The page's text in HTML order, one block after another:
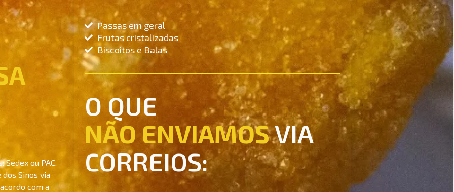
ou PAC.
Sinos via
com a
Passas em geral
Frutas cristalizadas
Biscoitos e Balas
O QUE
NÃO ENVIAMOSVIA
CORREIOS: